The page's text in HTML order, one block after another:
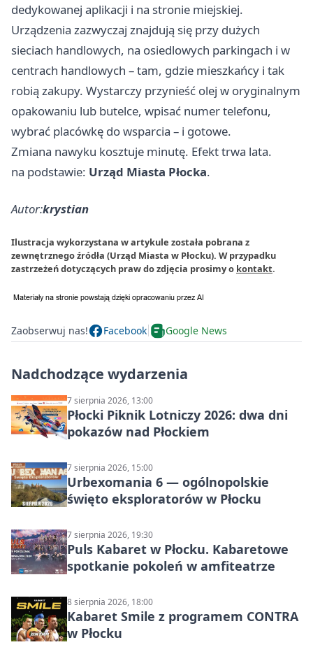
dedykowanej aplikacji i na stronie miejskiej.
Urządzenia zazwyczaj znajdują się przy dużych
sieciach handlowych, na osiedlowych parkingach i w
centrach handlowych – tam, gdzie mieszkańcy i tak
robią zakupy. Wystarczy przynieść olej w oryginalnym
opakowaniu lub butelce, wpisać numer telefonu,
wybrać placówkę do wsparcia – i gotowe.
Zmiana nawyku kosztuje minutę. Efekt trwa lata.
na podstawie: Urząd Miasta Płocka.
Autor:krystian
Ilustracja wykorzystana w artykule została pobrana z
zewnętrznego źródła (Urząd Miasta w Płocku). W przypadku
zastrzeżeń dotyczących praw do zdjęcia prosimy o kontakt.
Zaobserwuj nas! Facebook Google News
Nadchodzące wydarzenia
7 sierpnia 2026, 13:00
Płocki Piknik Lotniczy 2026: dwa dni
pokazów nad Płockiem
7 sierpnia 2026, 15:00
Urbexomania 6 — ogólnopolskie
święto eksploratorów w Płocku
7 sierpnia 2026, 19:30
Puls Kabaret w Płocku. Kabaretowe
spotkanie pokoleń w amfiteatrze
8 sierpnia 2026, 18:00
Kabaret Smile z programem CONTRA
w Płocku